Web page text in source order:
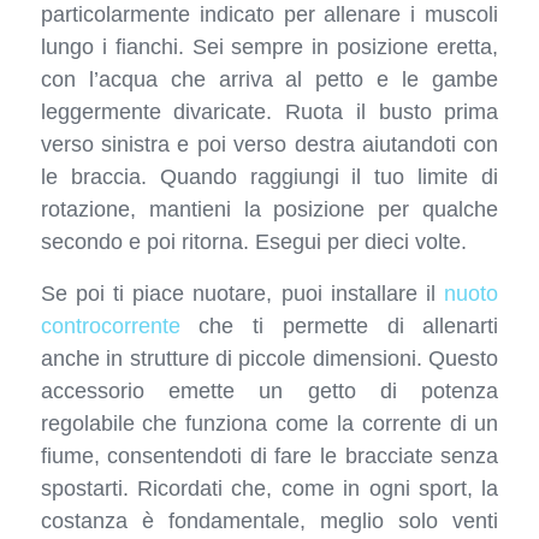
particolarmente indicato per allenare i muscoli
lungo i fianchi. Sei sempre in posizione eretta,
con l’acqua che arriva al petto e le gambe
leggermente divaricate. Ruota il busto prima
verso sinistra e poi verso destra aiutandoti con
le braccia. Quando raggiungi il tuo limite di
rotazione, mantieni la posizione per qualche
secondo e poi ritorna. Esegui per dieci volte.
Se poi ti piace nuotare, puoi installare il nuoto
controcorrenteche ti permette di allenarti
anche in strutture di piccole dimensioni. Questo
accessorio emette un getto di potenza
regolabile che funziona come la corrente di un
fiume, consentendoti di fare le bracciate senza
spostarti. Ricordati che, come in ogni sport, la
costanza è fondamentale, meglio solo venti